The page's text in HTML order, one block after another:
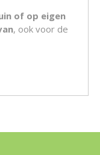
of op eigen
, ook voor de